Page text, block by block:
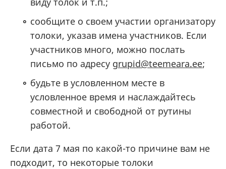
сообщите о своем участии организатору
толоки, указав имена участников. Если
участников много, можно послать
письмо по адресу grupid@teemeara.ee;
будьте в условленном месте в
условленное время и наслаждайтесь
совместной и свободной от рутины
работой.
Если дата 7 мая по какой-то причине вам не
подходит, то некоторые толоки